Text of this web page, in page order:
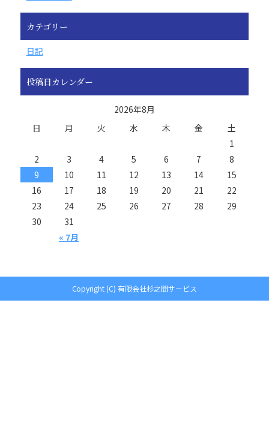
カテゴリー
日記
投稿日カレンダー
2026年8月
日
月 火 水 木 金 土
« 7月
1
2
3 4 5 6 7
8
9
10 11 12 13 14
15
16
17 18 19 20 21
22
23
24 25 26 27 28
29
30
31
Copyright (C) 有限会社杉之間サービス